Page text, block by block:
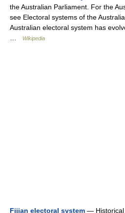
the Australian Parliament. For the
see Electoral systems of the
Australian electoral system has
Wikipedia
Fijian electoral system — Historical